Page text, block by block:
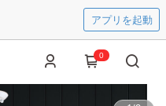
アプリを起動
0